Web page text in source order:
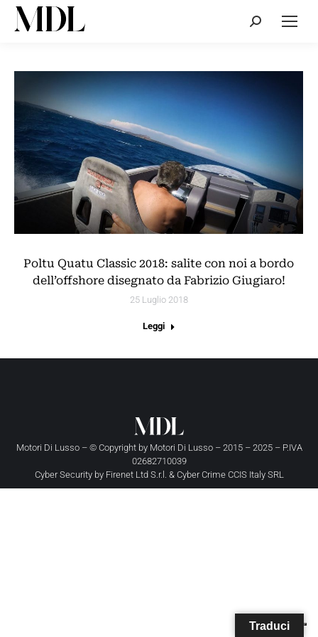
Cerca:
Poltu Quatu Classic 2018: salite con noi a bordo
dell’offshore disegnato da Fabrizio Giugiaro!
25 Luglio 2018
Leggi
Motori Di Lusso – © Copyright by Motori Di Lusso– 2015 – 2025 – P.IVA
02682710039
Cyber Security by Firenet Ltd S.r.l. & Cyber Crime CCIS Italy SRL
Traduci